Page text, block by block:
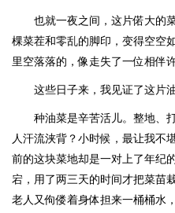
也就一夜之间，这片偌大的
棵菜茬和零乱的脚印，变得空空
里空落落的，像走失了一位相伴
这些日子来，我见证了这片
种油菜是辛苦活儿。整地、
人汗流浃背？小时候，最让我不
前的这块菜地却是一对上了年纪
宕，用了两三天的时间才把菜苗
老人又佝偻着身体担来一桶桶水